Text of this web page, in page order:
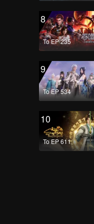
8
To EP 235
9
To EP 534
10
To EP 611